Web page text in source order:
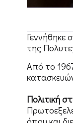
Γεννήθηκε
της
Από το
Πολιτική